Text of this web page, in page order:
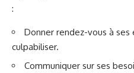
:
Donner rendez-vous à ses
culpabiliser.
Communiquer sur ses